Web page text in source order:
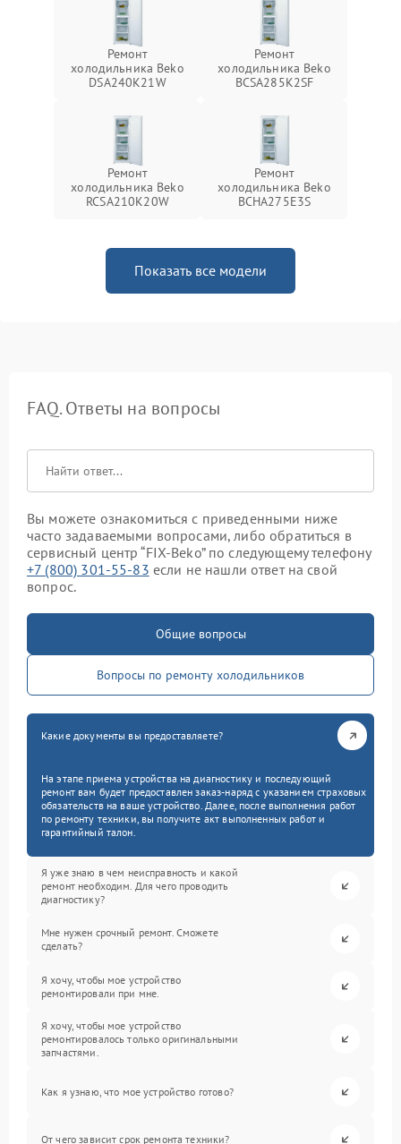
Ремонт
холодильника Beko
DSA240K21W
Ремонт
холодильника Beko
BCSA285K2SF
Ремонт
холодильника Beko
RCSA210K20W
Ремонт
холодильника Beko
BCHA275E3S
Показать все модели
FAQ. Ответы на вопросы
Вы можете ознакомиться с приведенными ниже
часто задаваемыми вопросами, либо обратиться в
сервисный центр “FIX-Beko” по следующему телефону
+7 (800) 301-55-83 если не нашли ответ на свой
вопрос.
Общие вопросы
Вопросы по ремонту холодильников
Какие документы вы предоставляете?
На этапе приема устройства на диагностику и последующий
ремонт вам будет предоставлен заказ-наряд с указанием страховых
обязательств на ваше устройство. Далее, после выполнения работ
по ремонту техники, вы получите акт выполненных работ и
гарантийный талон.
Я уже знаю в чем неисправность и какой
ремонт необходим. Для чего проводить
диагностику?
Мне нужен срочный ремонт. Сможете
сделать?
Я хочу, чтобы мое устройство
ремонтировали при мне.
Я хочу, чтобы мое устройство
ремонтировалось только оригинальными
запчастями.
Как я узнаю, что мое устройство готово?
От чего зависит срок ремонта техники?